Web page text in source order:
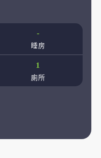
-
睡房
1
廁所